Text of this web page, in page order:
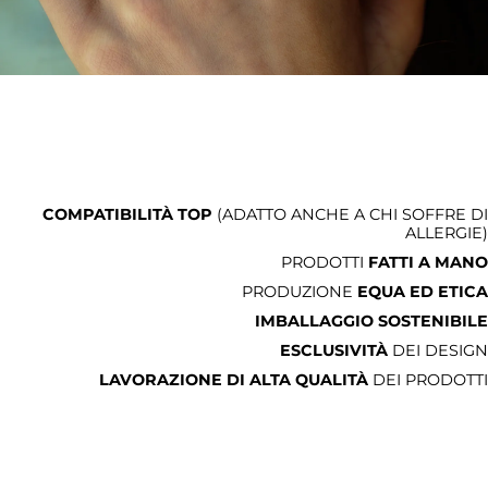
COMPATIBILITÀ TOP (ADATTO ANCHE A CHI SOFFRE DI
ALLERGIE)
PRODOTTI FATTI A MANO
PRODUZIONE EQUA ED ETICA
IMBALLAGGIO SOSTENIBILE
ESCLUSIVITÀ DEI DESIGN
LAVORAZIONE DI ALTA QUALITÀ DEI PRODOTTI